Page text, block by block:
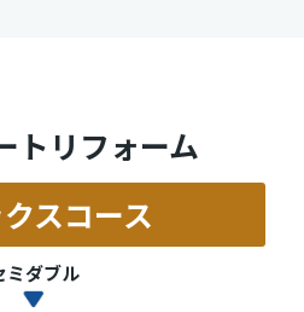
トリフォーム
スコース
ミダブル